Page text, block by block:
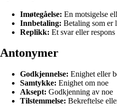
Imøtegåelse: En motsigelse
Innbetaling: Betaling som er
Replikk: Et svar eller
Antonymer
Godkjennelse: Enighet eller
Samtykke: Enighet om noe
Aksept: Godkjenning av noe
Tilstemmelse: Bekreftelse